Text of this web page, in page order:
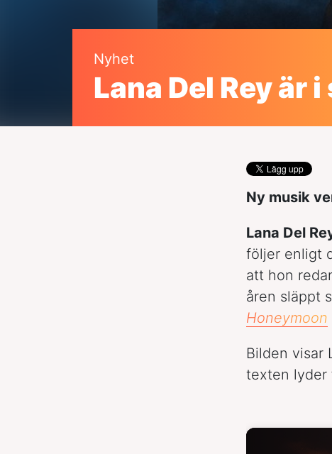
Nyhet
Lana Del Rey är
Ny musik
Lana Del
följer enligt
att hon
åren släppt
Honeymoon
Bilden visar
texten lyder